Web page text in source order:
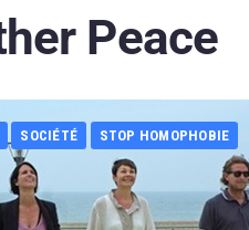
Peace
SOCIÉTÉ STOP HOMOPHOBIE